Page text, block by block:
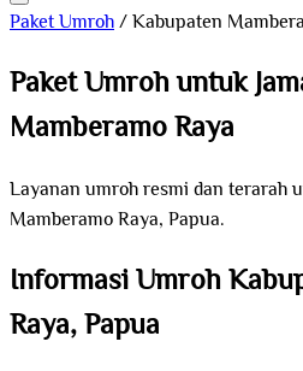
Paket Umroh/Kabupaten
Paket Umroh untuk
Mamberamo Raya
Layanan umroh resmi dan terarah
Mamberamo Raya, Papua.
Informasi Umroh
Raya, Papua